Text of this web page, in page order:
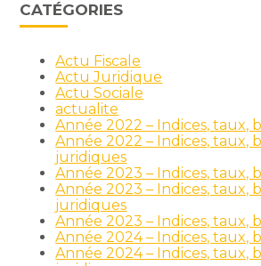
CATÉGORIES
Actu Fiscale
Actu Juridique
Actu Sociale
actualite
Année 2022 – Indices, taux,
Année 2022 – Indices, taux,
juridiques
Année 2023 – Indices, taux,
Année 2023 – Indices, taux,
juridiques
Année 2023 – Indices, taux,
Année 2024 – Indices, taux,
Année 2024 – Indices, taux,